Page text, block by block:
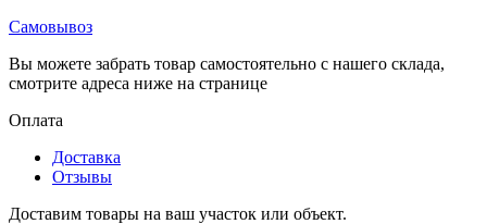
Самовывоз
Вы можете забрать товар самостоятельно с нашего склада,
смотрите адреса ниже на странице
Оплата
Доставка
Отзывы
Доставим товары на ваш участок или объект.